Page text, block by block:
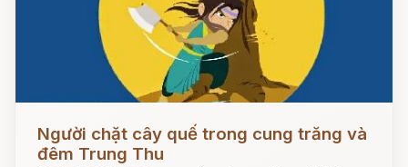
Người chặt cây quế trong cung trăng và
đêm Trung Thu